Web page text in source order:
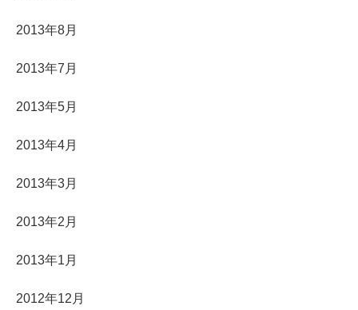
2013年8月
2013年7月
2013年5月
2013年4月
2013年3月
2013年2月
2013年1月
2012年12月